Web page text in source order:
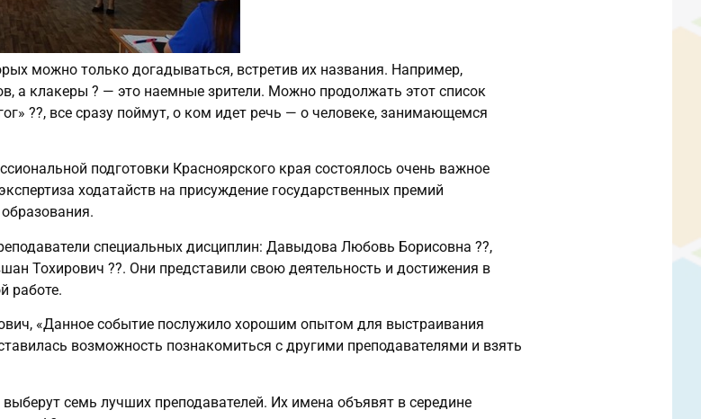
можно только догадываться, встретив их названия. Например,
а клакеры ? — это наемные зрители. Можно продолжать этот список
?‍?, все сразу поймут, о ком идет речь — о человеке, занимающемся
подготовки Красноярского края состоялось очень важное
ходатайств на присуждение государственных премий
специальных дисциплин: Давыдова Любовь Борисовна ?‍?,
Тохирович ?‍?. Они представили свою деятельность и достижения в
работе.
«Данное событие послужило хорошим опытом для выстраивания
возможность познакомиться с другими преподавателями и взять
семь лучших преподавателей. Их имена объявят в середине